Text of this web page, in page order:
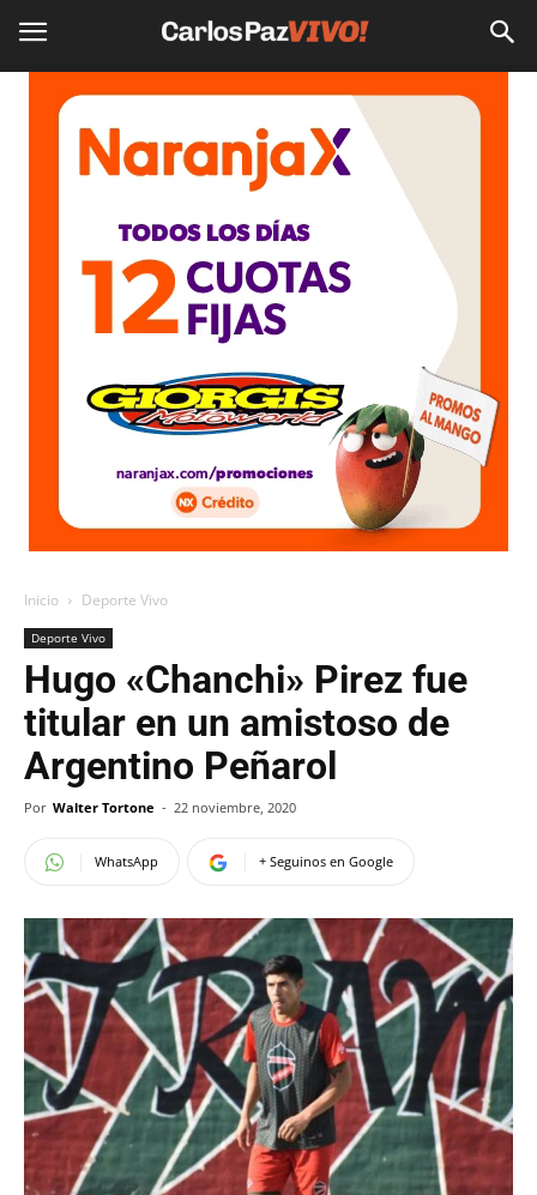
Inicio Deporte Vivo
Deporte Vivo
Hugo «Chanchi» Pirez fue
titular en un amistoso de
Argentino Peñarol
Por Walter Tortone - 22 noviembre, 2020
WhatsApp + Seguinos en Google